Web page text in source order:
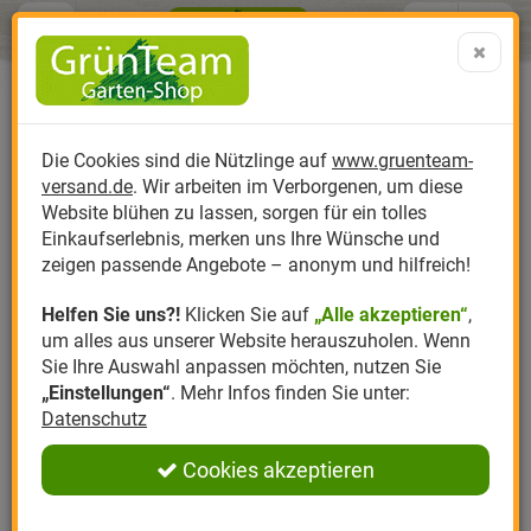
Produktkatalog
Anzucht
Dünger
Erde
Kompost
Pflanzenstärkung
Nützlinge Nützlinge gegen
Nützlingsarten
Nützlingsförderung
Nützlingszubehör
Hersteller
Biplantol
Felco
Gloria
Greenfield
Romberg
Themenwelt
Gemüsegarten
Rasen
Rosen
Ziergarten
Kräutergarten
Ratgeber
Aktuelle Themen
Schädlinge aktuell
Angebote
Sparsets / Set-
Angebote
0 ARTIKEL IM WARENKORB
Ergebnisse () Fertig
Menü Search
Die Cookies sind die Nützlinge auf www.gruenteam-
versand.de. Wir arbeiten im Verborgenen, um diese
Website blühen zu lassen, sorgen für ein tolles
Einkaufserlebnis, merken uns Ihre Wünsche und
zeigen passende Angebote – anonym und hilfreich!
Helfen Sie uns?! Klicken Sie auf „Alle akzeptieren“,
um alles aus unserer Website herauszuholen. Wenn
Sie Ihre Auswahl anpassen möchten, nutzen Sie
„Einstellungen“. Mehr Infos finden Sie unter:
Datenschutz
Cookies akzeptieren